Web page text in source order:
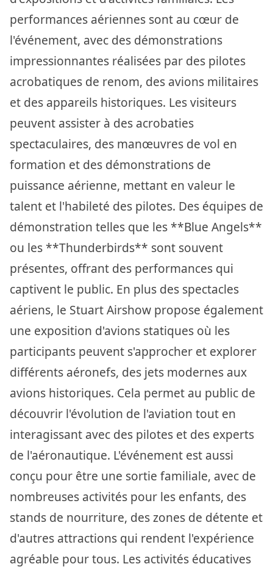
performances aériennes sont au cœur de
l'événement, avec des démonstrations
impressionnantes réalisées par des pilotes
acrobatiques de renom, des avions militaires
et des appareils historiques. Les visiteurs
peuvent assister à des acrobaties
spectaculaires, des manœuvres de vol en
formation et des démonstrations de
puissance aérienne, mettant en valeur le
talent et l'habileté des pilotes. Des équipes de
démonstration telles que les **Blue Angels**
ou les **Thunderbirds** sont souvent
présentes, offrant des performances qui
captivent le public. En plus des spectacles
aériens, le Stuart Airshow propose également
une exposition d'avions statiques où les
participants peuvent s'approcher et explorer
différents aéronefs, des jets modernes aux
avions historiques. Cela permet au public de
découvrir l'évolution de l'aviation tout en
interagissant avec des pilotes et des experts
de l'aéronautique. L'événement est aussi
conçu pour être une sortie familiale, avec de
nombreuses activités pour les enfants, des
stands de nourriture, des zones de détente et
d'autres attractions qui rendent l'expérience
agréable pour tous. Les activités éducatives